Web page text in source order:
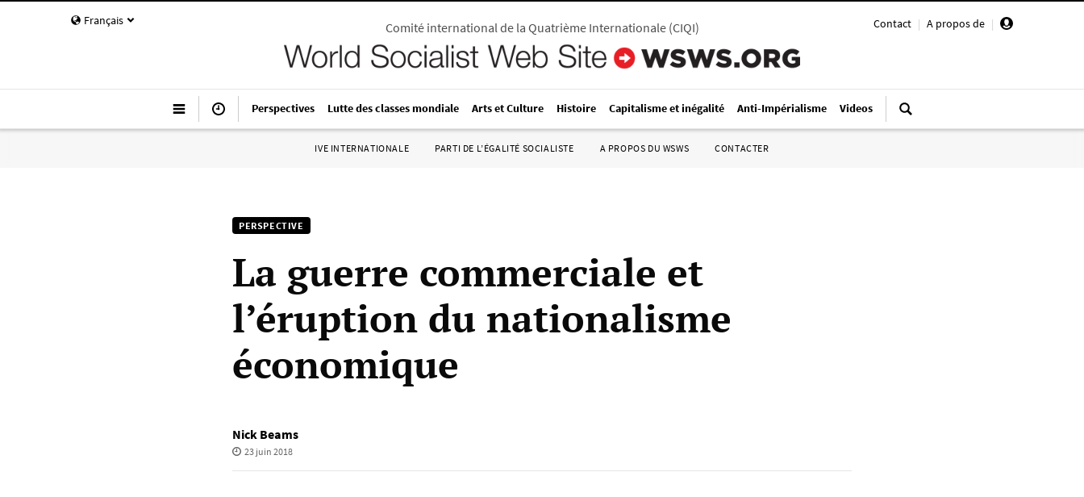
Français Contact | A propos de |
Comité international de la Quatrième Internationale(CIQI)
Perspectives Lutte des classes mondiale Arts et Culture Histoire Capitalisme et inégalité Anti-Impérialisme Videos
IVE INTERNATIONALE PARTI DE L’ÉGALITÉ SOCIALISTE A PROPOS DU WSWS CONTACTER
PERSPECTIVE
La guerre commerciale et
l’éruption du nationalisme
économique
Nick Beams
23 juin 2018